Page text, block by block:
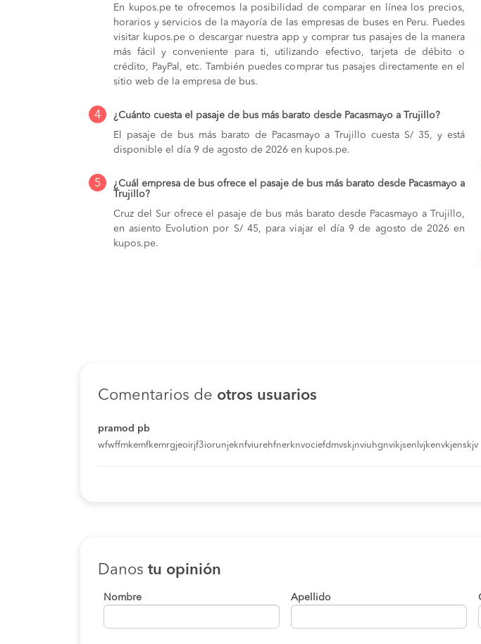
En kupos.pe te ofrecemos la posibilidad de comparar en línea los precios,
horarios y servicios de la mayoría de las empresas de buses en Peru. Puedes
visitar kupos.pe o descargar nuestra app y comprar tus pasajes de la manera
más fácil y conveniente para ti, utilizando efectivo, tarjeta de débito o
crédito, PayPal, etc. También puedes comprar tus pasajes directamente en el
sitio web de la empresa de bus.
4
¿Cuánto cuesta el pasaje de bus más barato desde Pacasmayo a Trujillo?
El pasaje de bus más barato de Pacasmayo a Trujillo cuesta S/ 35, y está
disponible el día 9 de agosto de 2026 en kupos.pe.
5
¿Cuál empresa de bus ofrece el pasaje de bus más barato desde Pacasmayo a
Trujillo?
Cruz del Sur ofrece el pasaje de bus más barato desde Pacasmayo a Trujillo,
en asiento Evolution por S/ 45, para viajar el día 9 de agosto de 2026 en
kupos.pe.
Comentarios de otros usuarios
pramod pb
wfwffmkemfkemrgjeoirjf3iorunjeknfviurehfnerknvociefdmvskjnviuhgnvikjsenlvjkenvkjenskjv
Danos tu opinión
Nombre Apellido